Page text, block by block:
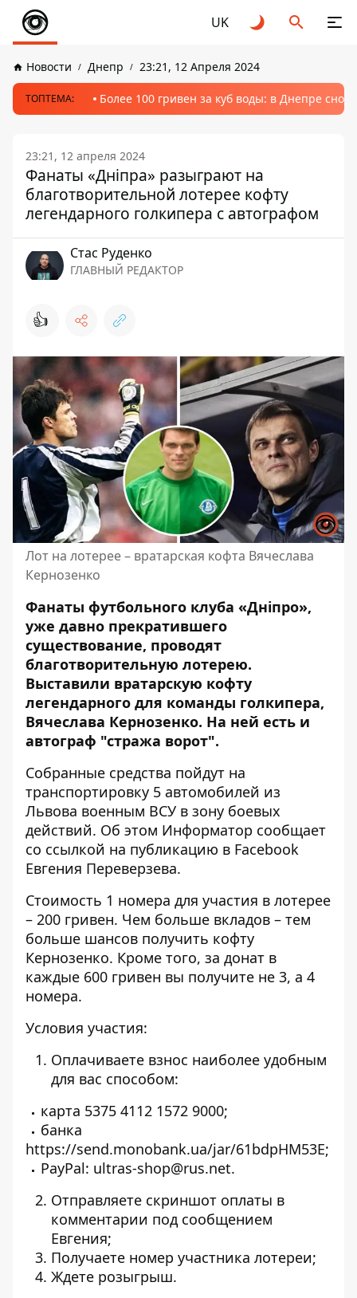
UK
Новости Днепр 23:21, 12 Апреля 2024
ТОПТЕМА: Более 100 гривен за куб воды: в Днепре
23:21, 12 апреля 2024
Фанаты «Дніпра» разыграют на
благотворительной лотерее кофту
легендарного голкипера с автографом
Стаc Руденко
ГЛАВНЫЙ РЕДАКТОР
👍
Лот на лотерее – вратарская кофта Вячеслава
Кернозенко
Фанаты футбольного клуба «Дніпро»,
уже давно прекратившего
существование, проводят
благотворительную лотерею.
Выставили вратарскую кофту
легендарного для команды голкипера,
Вячеслава Кернозенко. На ней есть и
автограф "стража ворот".
Собранные средства пойдут на
транспортировку 5 автомобилей из
Львова военным ВСУ в зону боевых
действий. Об этом Информатор сообщает
со ссылкой на публикацию в Facebook
Евгения Переверзева.
Стоимость 1 номера для участия в лотерее
– 200 гривен. Чем больше вкладов – тем
больше шансов получить кофту
Кернозенко. Кроме того, за донат в
каждые 600 гривен вы получите не 3, а 4
номера.
Условия участия:
Оплачиваете взнос наиболее удобным
для вас способом:
карта 5375 4112 1572 9000;
банка
https://send.monobank.ua/jar/61bdpHM53E;
PayPal: ultras-shop@rus.net.
Отправляете скриншот оплаты в
комментарии под сообщением
Евгения;
Получаете номер участника лотереи;
Ждете розыгрыш.